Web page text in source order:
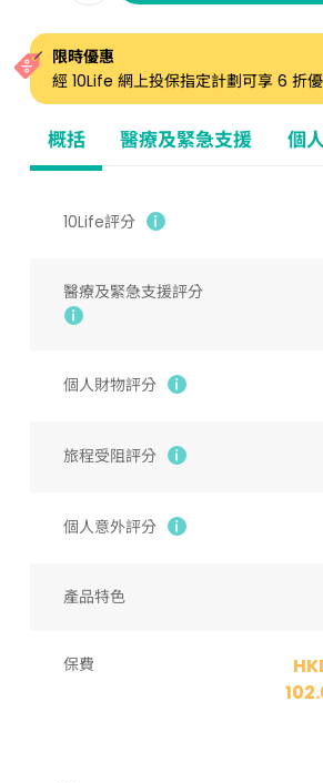
概括 醫療及緊急支援 個
限時優惠
經 10Life 網上投保指定計劃可享 6 折
10Life評分
醫療及緊急支援評分
個人財物評分
旅程受阻評分
個人意外評分
產品特色
保費